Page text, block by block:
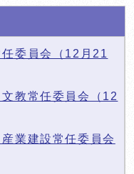
委員会（12月21
教常任委員会（12
業建設常任委員会